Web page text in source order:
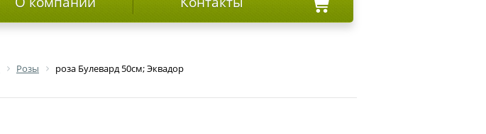
Розы роза Булевард 50см; Эквадор